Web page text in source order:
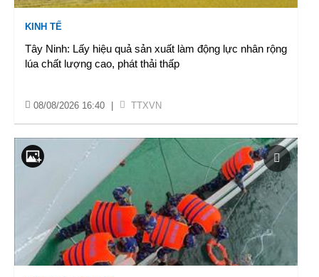
KINH TẾ
Tây Ninh: Lấy hiệu quả sản xuất làm động lực nhân rộng
lúa chất lượng cao, phát thải thấp
08/08/2026 16:40 TTXVN